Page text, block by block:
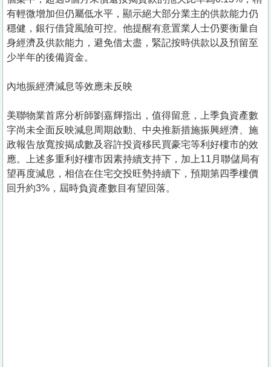
有輕微增加但仍屬低水平，顯示絕大部分業主的供款能力仍
穩健，銀行借貸風險可控。他提醒有意置業人士仍要衡量自
身經濟及供款能力，避免借太盡，緊記按時供款以及預留至
少半年的後備資金。
內地振經濟減息等效應未反映
美聯物業首席分析師劉嘉輝指出，值得留意，上季負資產數
字尚未全面反映減息周期啟動、中央推新措施振興經濟、施
政報告放寬按揭成數及容許投資移民買豪宅等利好樓市的效
應。上述多重利好樓市因素持續支持下，加上11月聯儲局有
望再度減息，相信在住宅交投旺勢持續下，預期第四季樓價
回升約3%，屆時負資產數目有望回落。